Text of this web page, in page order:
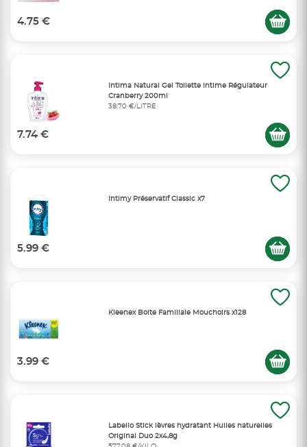
4.75 €
Intima Natural Gel Toilette Intime Régulateur
Cranberry 200ml
38,70 €/LITRE
7.74 €
Intimy Préservatif Classic x7
5.99 €
Kleenex Boite Familiale Mouchoirs x128
3.99 €
Labello Stick lèvres hydratant Huiles naturelles
Original Duo 2x4,8g